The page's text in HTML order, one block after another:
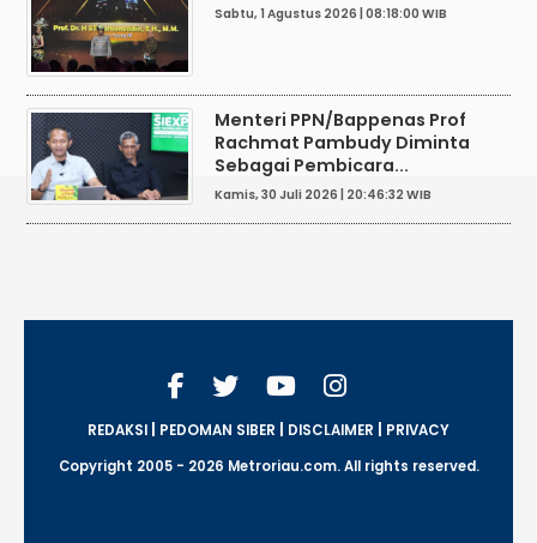
Sabtu, 1 Agustus 2026 | 08:18:00 WIB
Menteri PPN/Bappenas Prof
Rachmat Pambudy Diminta
Sebagai Pembicara...
Kamis, 30 Juli 2026 | 20:46:32 WIB
REDAKSI | PEDOMAN SIBER | DISCLAIMER | PRIVACY
Copyright 2005 - 2026 Metroriau.com. All rights reserved.